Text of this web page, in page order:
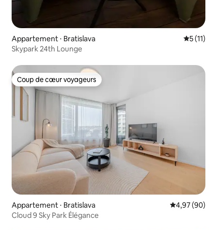
Appartement ⋅ Bratislava
5 (11)
Skypark 24th Lounge
Coup de cœur voyageurs
Coup de cœur voyageurs
Appartement ⋅ Bratislava Évaluation
4,97 (90)
Cloud 9 Sky Park Élégance